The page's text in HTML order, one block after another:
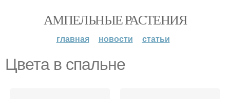
АМПЕЛЬНЫЕ РАСТЕНИЯ
главная новости статьи
Цвета в спальне